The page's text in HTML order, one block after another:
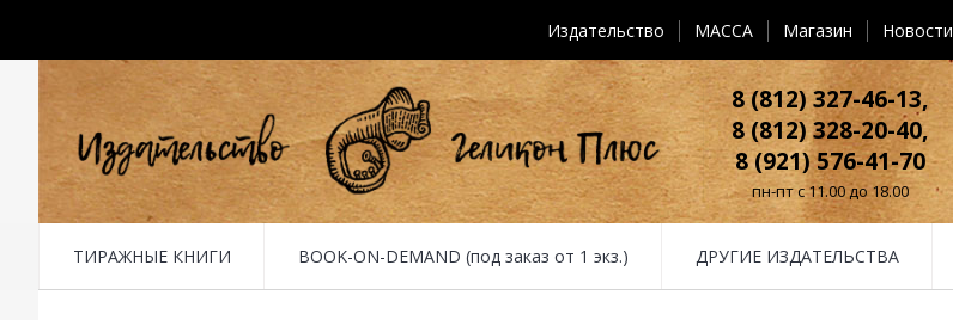
Издательство MACCA Магазин Новости
8 (812) 327-46-13,
8 (812) 328-20-40,
8 (921) 576-41-70
пн-пт с 11.00 до 18.00
ТИРАЖНЫЕ КНИГИ BOOK-ON-DEMAND (под заказ от 1 экз.) ДРУГИЕ ИЗДАТЕЛЬСТВА